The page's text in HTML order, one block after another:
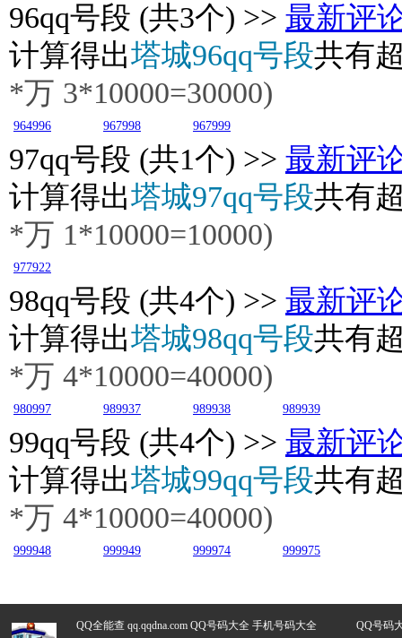
96qq号段 (共3个) >> 最新评
计算得出塔城96qq号段共有
*万 3*10000=30000)
964996 967998 967999
97qq号段 (共1个) >> 最新评
计算得出塔城97qq号段共有
*万 1*10000=10000)
977922
98qq号段 (共4个) >> 最新评
计算得出塔城98qq号段共有
*万 4*10000=40000)
980997 989937 989938 989939
99qq号段 (共4个) >> 最新评
计算得出塔城99qq号段共有
*万 4*10000=40000)
999948 999949 999974 999975
QQ全能查 qq.qqdna.com QQ号码大全 手机号码大全 QQ号码